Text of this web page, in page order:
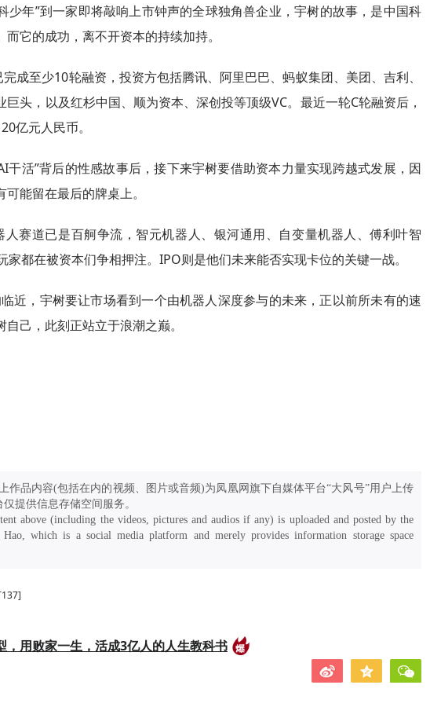
少年”到一家即将敲响上市钟声的全球独角兽企业，宇树的故事，是中国科
它的成功，离不开资本的持续加持。
成至少10轮融资，投资方包括腾讯、阿里巴巴、蚂蚁集团、美团、吉利、
巨头，以及红杉中国、顺为资本、深创投等顶级VC。最近一轮C轮融资后，
亿元人民币。
干活”背后的性感故事后，接下来宇树要借助资本力量实现跨越式发展，因
能留在最后的牌桌上。
人赛道已是百舸争流，智元机器人、银河通用、自变量机器人、傅利叶智
家都在被资本们争相押注。IPO则是他们未来能否实现卡位的关键一战。
近，宇树要让市场看到一个由机器人深度参与的未来，正以前所未有的速
己，此刻正站立于浪潮之巅。
作品内容(包括在内的视频、图片或音频)为凤凰网旗下自媒体平台“大风号”用户上传
提供信息存储空间服务。
above (including the videos, pictures and audios if any) is uploaded and posted by the
which is a social media platform and merely provides information storage space
，用败家一生，活成3亿人的人生教科书